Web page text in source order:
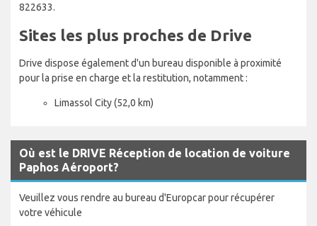
822633.
Sites les plus proches de Drive
Drive dispose également d'un bureau disponible à proximité
pour la prise en charge et la restitution, notamment :
Limassol City (52,0 km)
Où est le DRIVE Réception de location de voiture
Paphos Aéroport?
Veuillez vous rendre au bureau d'Europcar pour récupérer
votre véhicule